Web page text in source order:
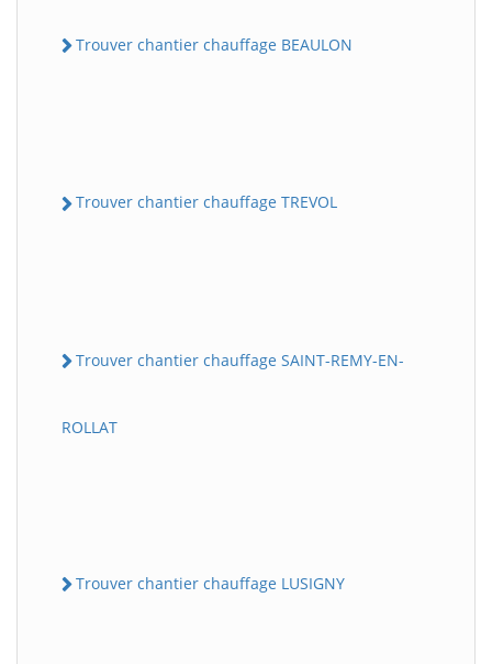
Trouver chantier chauffage BEAULON
Trouver chantier chauffage TREVOL
Trouver chantier chauffage SAINT-REMY-EN-
ROLLAT
Trouver chantier chauffage LUSIGNY